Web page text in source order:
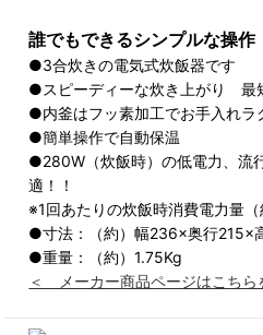
誰でもできるシンプルな操作
●3合炊きの電気式炊飯器です
●スピーディーな炊き上がり 最
●内釜はフッ素加工でお手入れラ
●簡単操作で自動保温
●280W（炊飯時）の低電力、流
適！！
※1回あたりの炊飯時消費電力量
●寸法：（約）幅236×奥行215×
●重量：（約）1.75Kg
＜ メーカー商品ページはこち